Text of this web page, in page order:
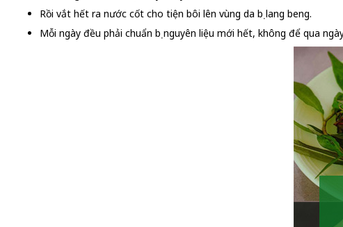
Rồi vắt hết ra nước cốt cho tiện bôi lên vùng da bị lang beng.
Mỗi ngày đều phải chuẩn bị nguyên liệu mới hết, không để qua